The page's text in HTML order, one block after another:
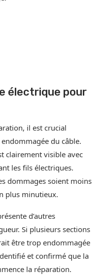
électrique pour
il est crucial
du câble.
clairement visible avec
les fils électriques.
dommages soient moins
plus minutieux.
d’autres
Si plusieurs sections
être trop endommagée
et confirmé que la
la réparation.